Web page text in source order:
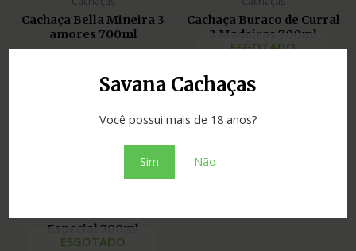
Savana Cachaças
Você possui mais de 18 anos?
Sim Não
Cachaça Bella Mineira 3
amores 700ml
Cachaça Buraco de Curral
3 Madeiras 700ml
Cachaças
III madeiras 600ml
ESGOTADO
Cachaças
Minas 3 madeiras 700ml
Especial 700ml
ESGOTADO